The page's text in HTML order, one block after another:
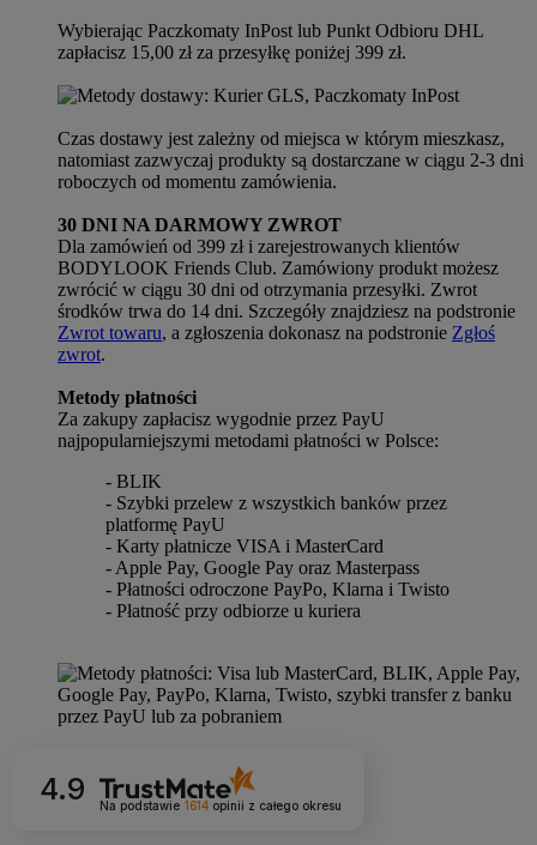
Wybierając Paczkomaty InPost lub Punkt Odbioru DHL
zapłacisz 15,00 zł za przesyłkę poniżej 399 zł.
Czas dostawy jest zależny od miejsca w którym mieszkasz,
natomiast zazwyczaj produkty są dostarczane w ciągu 2-3 dni
roboczych od momentu zamówienia.
30 DNI NA DARMOWY ZWROT
Dla zamówień od 399 zł i zarejestrowanych klientów
BODYLOOK Friends Club. Zamówiony produkt możesz
zwrócić w ciągu 30 dni od otrzymania przesyłki. Zwrot
środków trwa do 14 dni. Szczegóły znajdziesz na podstronie
Zwrot towaru, a zgłoszenia dokonasz na podstronie Zgłoś
zwrot.
Metody płatności
Za zakupy zapłacisz wygodnie przez PayU
najpopularniejszymi metodami płatności w Polsce:
- BLIK
- Szybki przelew z wszystkich banków przez
platformę PayU
- Karty płatnicze VISA i MasterCard
- Apple Pay, Google Pay oraz Masterpass
- Płatności odroczone PayPo, Klarna i Twisto
- Płatność przy odbiorze u kuriera
4.9
Na podstawie 1614opinii z całego okresu